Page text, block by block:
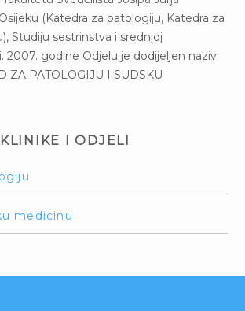
(Katedra za patologiju, Katedra za
Studiju sestrinstva i srednjoj
2007. godine Odjelu je dodijeljen naziv
ZA PATOLOGIJU I SUDSKU
I ODJELI
medicinu